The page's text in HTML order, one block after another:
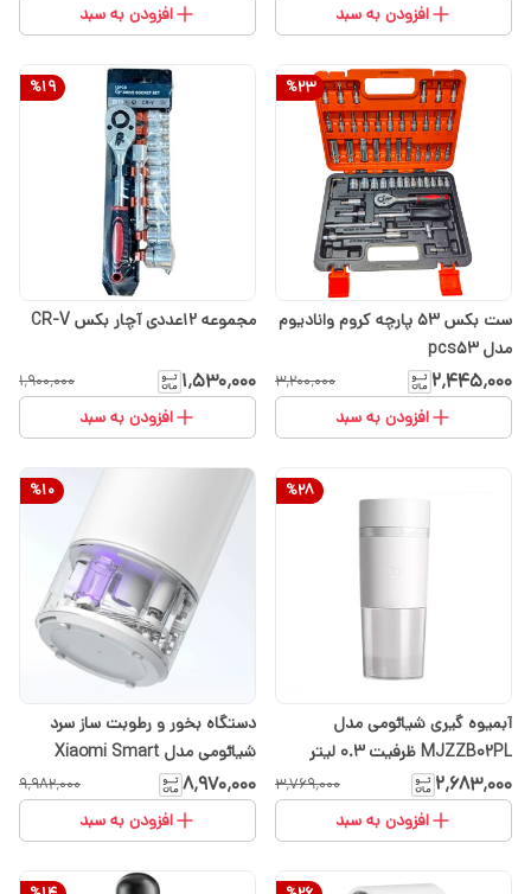
افزودن به سبد افزودن به سبد
%23
ست بکس ۵۳ پارچه کروم وانادیوم
مدل pcs53
۲٬۴۴۵٬۰۰۰ ۳٬۲۰۰٬۰۰۰
افزودن به سبد
%19
مجموعه 12عددی آچار بکس CR-V
۱٬۵۳۰٬۰۰۰ ۱٬۹۰۰٬۰۰۰
افزودن به سبد
%28
آبمیوه گیری شیائومی مدل
MJZZB02PL ظرفیت 0.3 لیتر
۲٬۶۸۳٬۰۰۰ ۳٬۷۶۹٬۰۰۰
افزودن به سبد
%10
دستگاه بخور و رطوبت ساز سرد
شیائومی مدل Xiaomi Smart
humidifier 2
۸٬۹۷۰٬۰۰۰ ۹٬۹۸۲٬۰۰۰
افزودن به سبد